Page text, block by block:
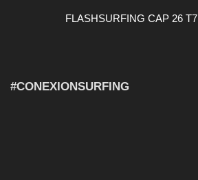
FLASHSURFING CAP 26 T7
#CONEXIONSURFING